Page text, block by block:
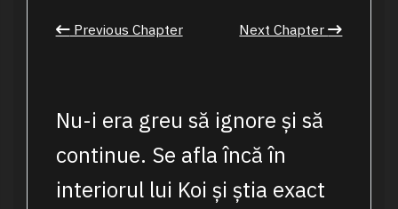
Previous Chapter Next Chapter
Nu-i era greu să ignore și să
continue. Se afla încă în
interiorul lui Koi și știa exact